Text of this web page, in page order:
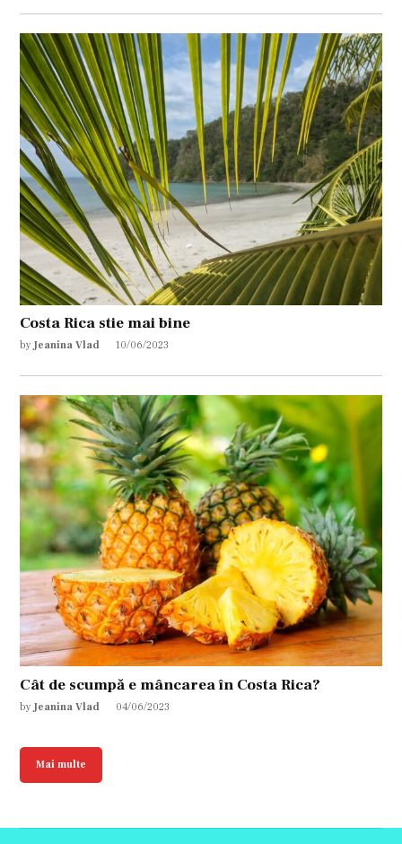
Costa Rica stie mai bine
by Jeanina Vlad 10/06/2023
Cât de scumpă e mâncarea în Costa Rica?
by Jeanina Vlad 04/06/2023
Mai multe